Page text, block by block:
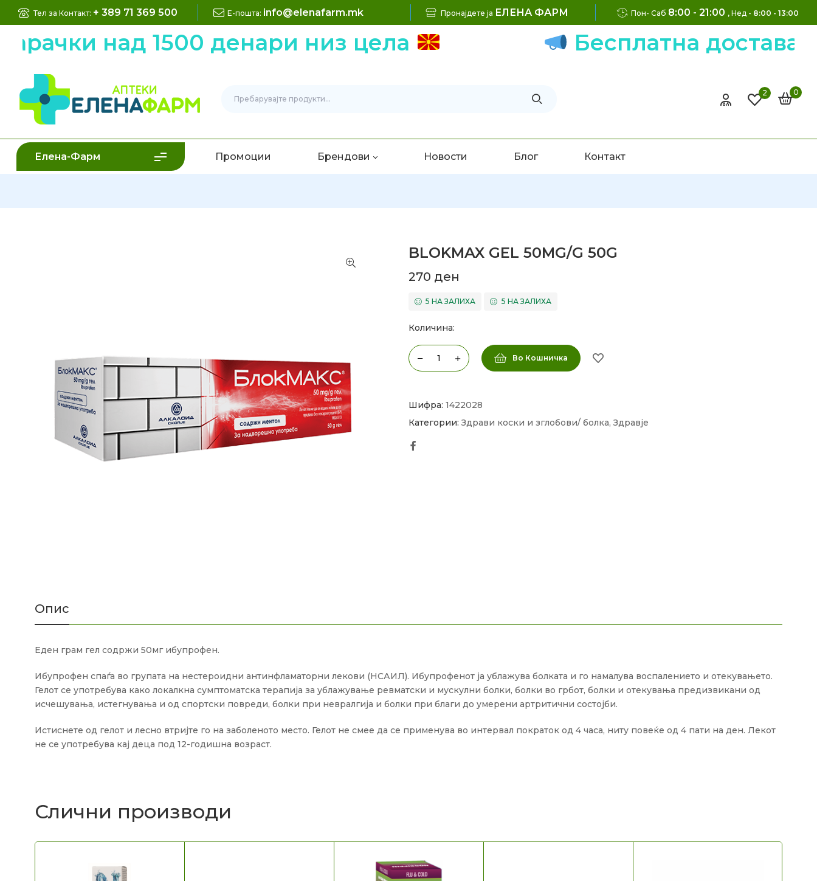
Тел за Контакт: + 389 71 369 500 Е-пошта: info@elenafarm.mk Пронајдете ја ЕЛЕНА ФАРМ Пон- Саб 8:00 - 21:00 , Нед - 8:00 - 13:00
над 1500 денари низ цела Бесплатна достава
2 0
Елена-Фарм Промоции Брендови Новости Блог Контакт
BLOKMAX GEL 50MG/G 50G
270 ден
5 НА ЗАЛИХА 5 НА ЗАЛИХА
Количина:
Во Кошничка
Шифра: 1422028
Категории: Здрави коски и зглобови/ болка, Здравје
Опис
Еден грам гел содржи 50мг ибупрофен.
Ибупрофен спаѓа во групата на нестероидни антинфламаторни лекови (НСАИЛ). Ибупрофенот ја ублажува болката и го намалува воспалението и отекувањето.
Гелот се употребува како локалкна сумптоматска терапија за ублажување ревматски и мускулни болки, болки во грбот, болки и отекувања предизвикани од
исчешувања, истегнувања и од спортски повреди, болки при невралгија и болки при благи до умерени артритични состојби.
Истиснете од гелот и лесно втријте го на заболеното место. Гелот не смее да се применува во интервал пократок од 4 часа, ниту повеќе од 4 пати на ден. Лекот
не се употребува кај деца под 12-годишна возраст.
Слични производи